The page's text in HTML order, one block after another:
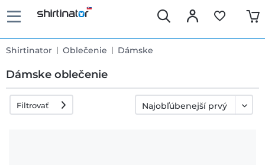
Shirtinator Oblečenie Dámske
Dámske oblečenie
Filtrovať